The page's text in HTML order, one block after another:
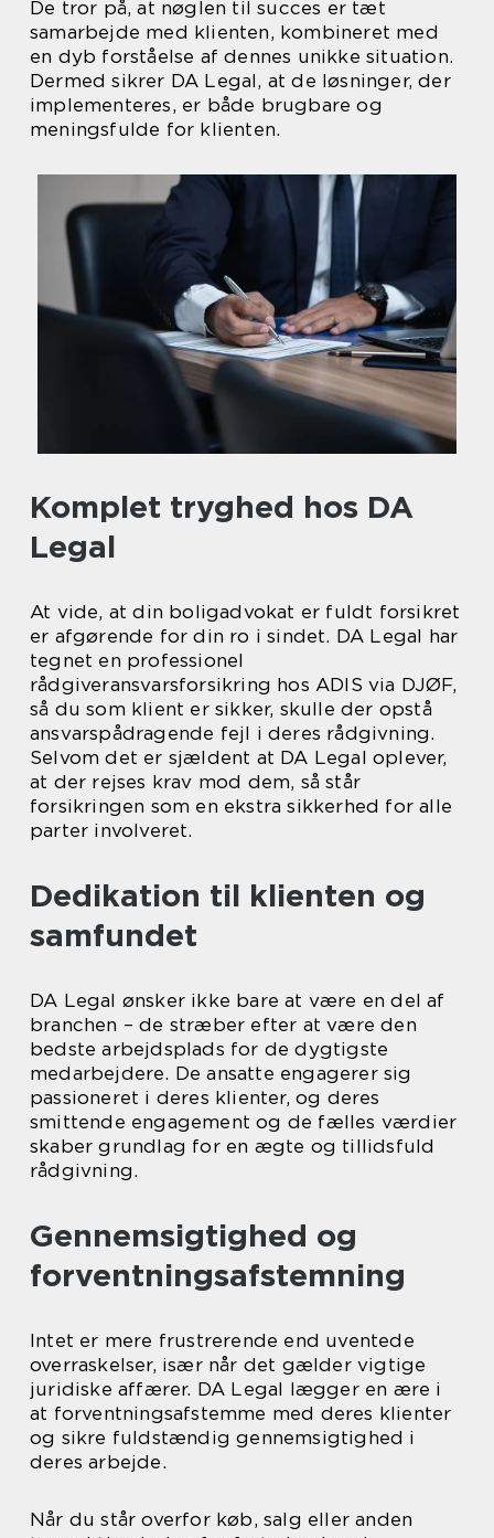
De tror på, at nøglen til succes er tæt
samarbejde med klienten, kombineret med
en dyb forståelse af dennes unikke situation.
Dermed sikrer DA Legal, at de løsninger, der
implementeres, er både brugbare og
meningsfulde for klienten.
Komplet tryghed hos DA
Legal
At vide, at din boligadvokat er fuldt forsikret
er afgørende for din ro i sindet. DA Legal har
tegnet en professionel
rådgiveransvarsforsikring hos ADIS via DJØF,
så du som klient er sikker, skulle der opstå
ansvarspådragende fejl i deres rådgivning.
Selvom det er sjældent at DA Legal oplever,
at der rejses krav mod dem, så står
forsikringen som en ekstra sikkerhed for alle
parter involveret.
Dedikation til klienten og
samfundet
DA Legal ønsker ikke bare at være en del af
branchen – de stræber efter at være den
bedste arbejdsplads for de dygtigste
medarbejdere. De ansatte engagerer sig
passioneret i deres klienter, og deres
smittende engagement og de fælles værdier
skaber grundlag for en ægte og tillidsfuld
rådgivning.
Gennemsigtighed og
forventningsafstemning
Intet er mere frustrerende end uventede
overraskelser, især når det gælder vigtige
juridiske affærer. DA Legal lægger en ære i
at forventningsafstemme med deres klienter
og sikre fuldstændig gennemsigtighed i
deres arbejde.
Når du står overfor køb, salg eller anden